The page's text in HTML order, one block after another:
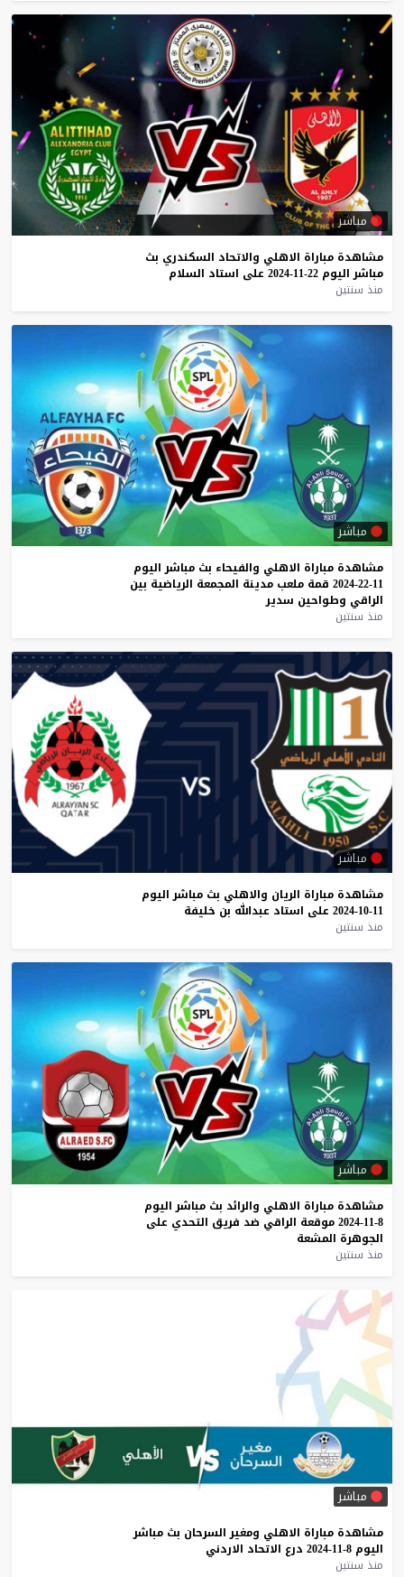
مباشر
مشاهدة مباراة الاهلي والاتحاد السكندري بث
مباشر اليوم 22-11-2024 على استاد السلام
منذ سنتين
مباشر
مشاهدة مباراة الاهلي والفيحاء بث مباشر اليوم
11-22-2024
قمة ملعب مدينة المجمعة الرياضية بين
الراقي وطواحين سدير
منذ سنتين
مباشر
مشاهدة مباراة الريان والاهلي بث مباشر اليوم
11-10-2024
على استاد عبدالله بن خليفة
منذ سنتين
مباشر
مشاهدة مباراة الاهلي والرائد بث مباشر اليوم
8-11-2024
موقعة الراقي ضد فريق التحدي على
الجوهرة المشعة
منذ سنتين
مباشر
مشاهدة مباراة الاهلي ومغير السرحان بث مباشر
اليوم 8-11-2024 درع الاتحاد الاردني
منذ سنتين